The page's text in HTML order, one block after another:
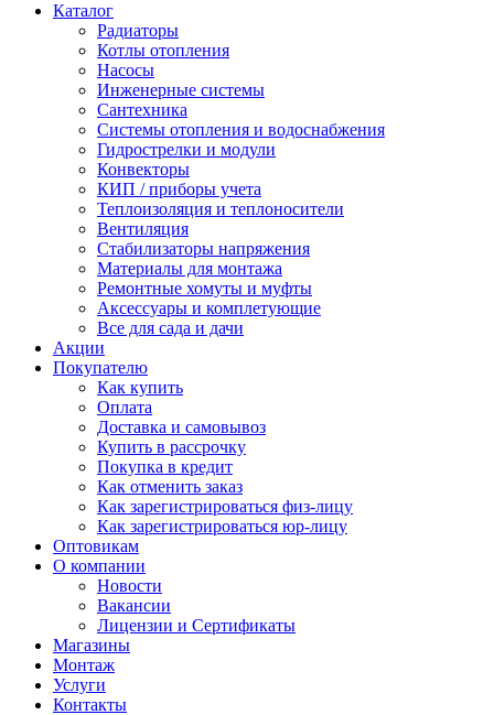
Каталог
Радиаторы
Котлы отопления
Насосы
Инженерные системы
Сантехника
Системы отопления и водоснабжения
Гидрострелки и модули
Конвекторы
КИП / приборы учета
Теплоизоляция и теплоносители
Вентиляция
Стабилизаторы напряжения
Материалы для монтажа
Ремонтные хомуты и муфты
Аксессуары и комплетующие
Все для сада и дачи
Акции
Покупателю
Как купить
Оплата
Доставка и самовывоз
Купить в рассрочку
Покупка в кредит
Как отменить заказ
Как зарегистрироваться физ-лицу
Как зарегистрироваться юр-лицу
Оптовикам
О компании
Новости
Вакансии
Лицензии и Сертификаты
Магазины
Монтаж
Услуги
Контакты